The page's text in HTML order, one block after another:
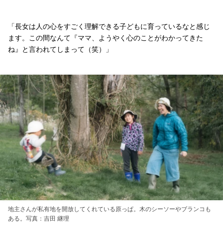
「長女は人の心をすごく理解できる子どもに育っているなと感じ
ます。この間なんて『ママ、ようやく心のことがわかってきた
ね』と言われてしまって（笑）」
地主さんが私有地を開放してくれている原っぱ。木のシーソーやブランコも
ある。写真：吉田 継理